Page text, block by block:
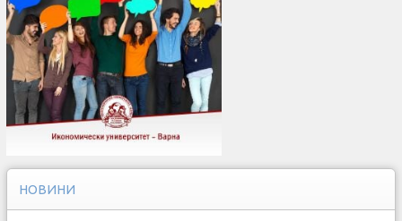
НОВИНИ